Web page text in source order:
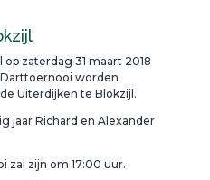
zaterdag 31 maart 2018
worden
Uiterdijken te Blokzijl.
jaar Richard en Alexander
zal zijn om 17:00 uur.